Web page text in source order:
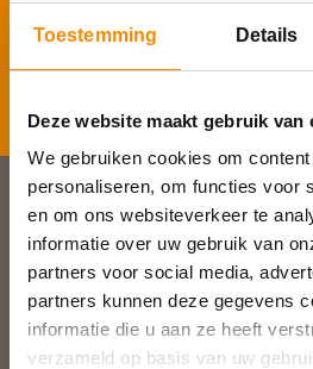
Toestemming Details
Deze website maakt gebruik van
We gebruiken cookies om
personaliseren, om functies voor
en om ons websiteverkeer te
informatie over uw gebruik van
partners voor social media,
partners kunnen deze gegevens
informatie die u aan ze heeft
verzameld op basis van uw
Slagerij van Baar
Burg. Van Baarstraat 10
1131 WT Volendam
T:
0299 - 363312
info@runderkamp.nl